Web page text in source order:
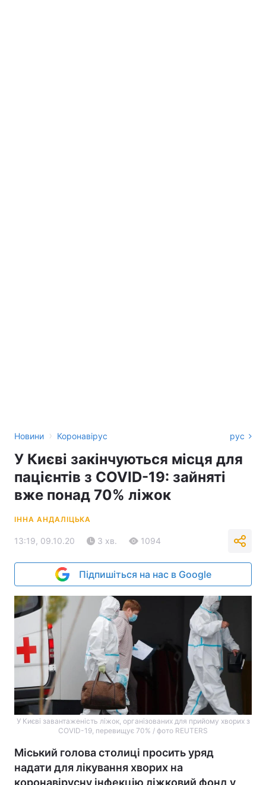
Новини › Коронавірус рус
У Києві закінчуються місця для
пацієнтів з COVID-19: зайняті
вже понад 70% ліжок
ІННА АНДАЛІЦЬКА
13:19, 09.10.20 3 хв. 1094
Підпишіться на нас в Google
У Києві завантаженість ліжок, організованих для прийому хворих з
COVID-19, перевищує 70% / фото REUTERS
Міський голова столиці просить уряд
надати для лікування хворих на
коронавірусну інфекцію ліжковий фонд у